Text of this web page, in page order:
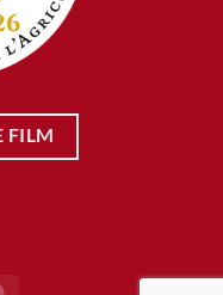
FILM